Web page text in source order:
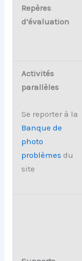
Repères
d’évaluation
Activités
parallèles
Se reporter à la
Banque de
photo
problèmes du
site